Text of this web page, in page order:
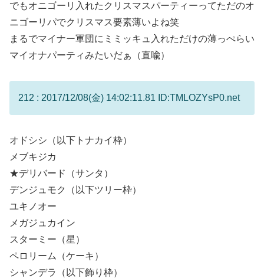
でもオニゴーリ入れたクリスマスパーティーってただのオ
ニゴーリパでクリスマス要素薄いよね笑
まるでマイナー軍団にミミッキュ入れただけの薄っぺらい
マイオナパーティみたいだぁ（直喩）
212 : 2017/12/08(金) 14:02:11.81 ID:TMLOZYsP0.net
オドシシ（以下トナカイ枠）
メブキジカ
★デリバード（サンタ）
デンジュモク（以下ツリー枠）
ユキノオー
メガジュカイン
スターミー（星）
ペロリーム（ケーキ）
シャンデラ（以下飾り枠）